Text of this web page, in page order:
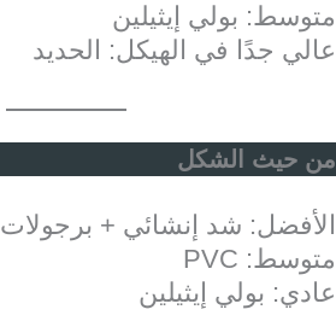
متوسط: بولي إيثيلين
عالي جدًا في الهيكل: الحديد
من حيث الشكل
الأفضل: شد إنشائي + برجولات
متوسط: PVC
عادي: بولي إيثيلين